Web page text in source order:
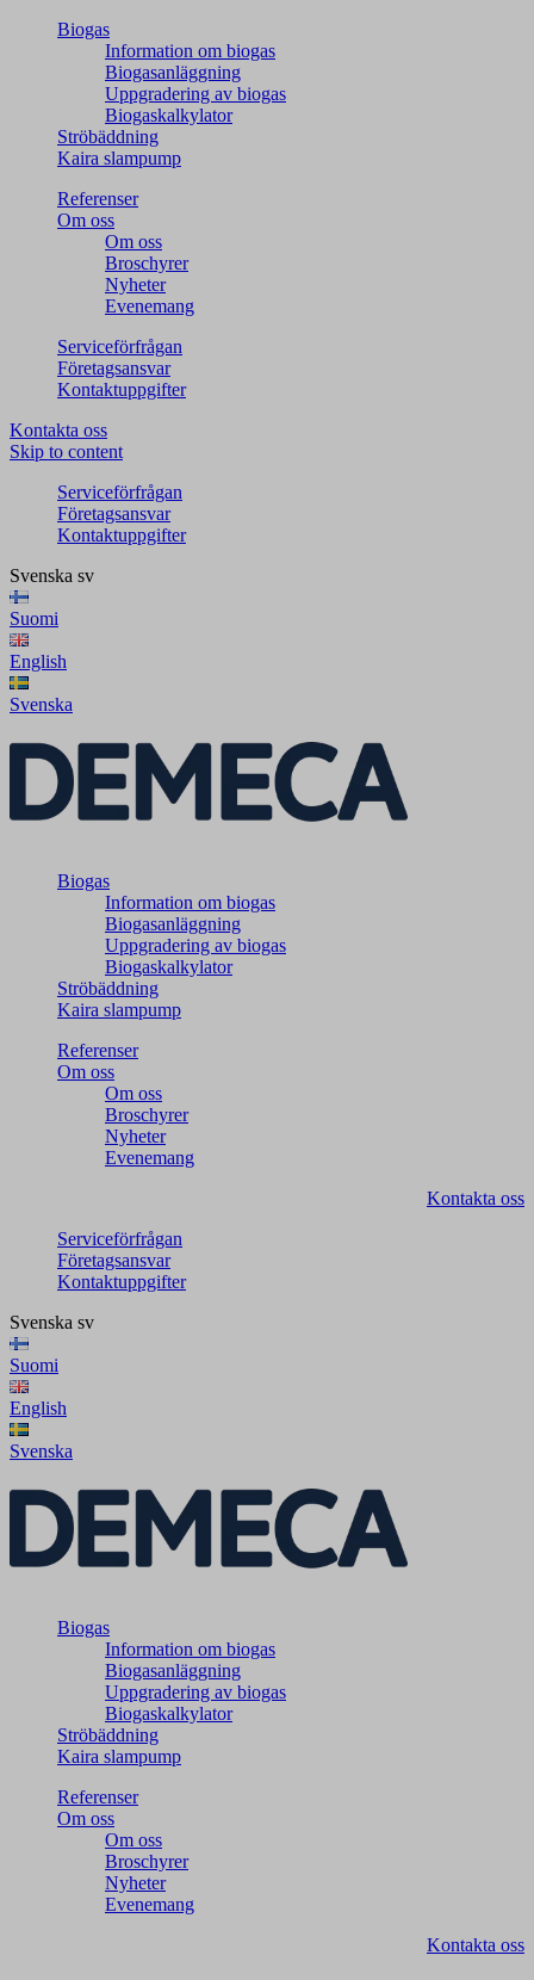
Biogas
Information om biogas
Biogasanläggning
Uppgradering av biogas
Biogaskalkylator
Ströbäddning
Kaira slampump
Referenser
Om oss
Om oss
Broschyrer
Nyheter
Evenemang
Serviceförfrågan
Företagsansvar
Kontaktuppgifter
Kontakta oss
Skip to content
Serviceförfrågan
Företagsansvar
Kontaktuppgifter
Svenska sv
Suomi
English
Svenska
Biogas
Information om biogas
Biogasanläggning
Uppgradering av biogas
Biogaskalkylator
Ströbäddning
Kaira slampump
Referenser
Om oss
Om oss
Broschyrer
Nyheter
Evenemang
Kontakta oss
Serviceförfrågan
Företagsansvar
Kontaktuppgifter
Svenska sv
Suomi
English
Svenska
Biogas
Information om biogas
Biogasanläggning
Uppgradering av biogas
Biogaskalkylator
Ströbäddning
Kaira slampump
Referenser
Om oss
Om oss
Broschyrer
Nyheter
Evenemang
Kontakta oss